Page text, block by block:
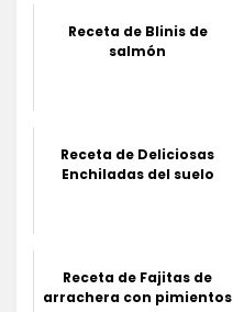
Receta de Blinis de
salmón
Receta de Deliciosas
Enchiladas del suelo
Receta de Fajitas de
arrachera con pimientos